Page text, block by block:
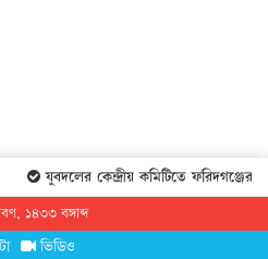
যুবদলের কেন্দ্রীয় কমিটিতে ফরিদগঞ্জের
১৪৩৩ বঙ্গাব্দ
ভিডিও